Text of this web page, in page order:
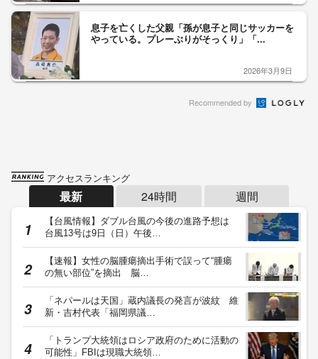
息子を亡くした父親「孫が息子と同じサッカーを
やっている。プレーぶりがそっくり」「...
2026年3月9日
Recommended by
アクセスランキング
最新 24時間 週間
【台風情報】ダブル台風の今後の進路予想は
台風13号は9日（日）午後…
【速報】女性の脳腫瘍摘出手術で誤って“腫瘍
の無い部位”を摘出 脳…
「ネパールは天国」蔵内議長の発言が波紋 維
新・吉村代表「福岡県議…
「トランプ大統領はロシア政府のために活動の
可能性」FBIは現職大統領…